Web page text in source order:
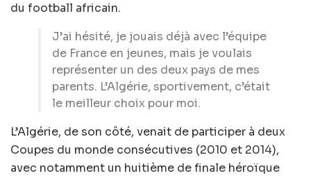
du football africain.
J’ai hésité, je jouais déjà avec l’équipe
de France en jeunes, mais je voulais
représenter un des deux pays de mes
parents. L’Algérie, sportivement, c’était
le meilleur choix pour moi.
L’Algérie, de son côté, venait de participer à deux
Coupes du monde consécutives (2010 et 2014),
avec notamment un huitième de finale héroïque